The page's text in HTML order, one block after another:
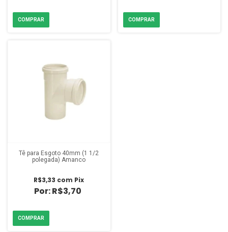
Tê para Esgoto 40mm (1 1/2
polegada) Amanco
R$3,70
R$3,33 com Pix